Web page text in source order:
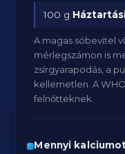
100 g
A magas sóbevitel
mérlegszámon is
zsírgyarapodás, a
kellemetlen. A
felnőtteknek.
Mennyi